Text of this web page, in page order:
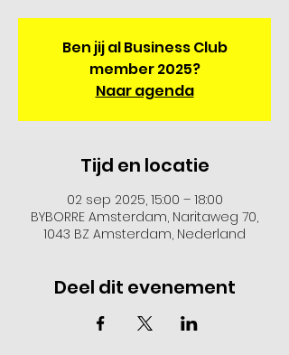
Ben jij al Business Club
member 2025?
Naar agenda
Tijd en locatie
02 sep 2025, 15:00 – 18:00
BYBORRE Amsterdam, Naritaweg 70,
1043 BZ Amsterdam, Nederland
Deel dit evenement